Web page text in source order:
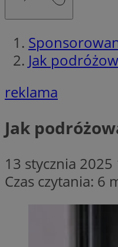
Jak
reklama
Jak
13 stycznia 2025
Czas czytania: 6